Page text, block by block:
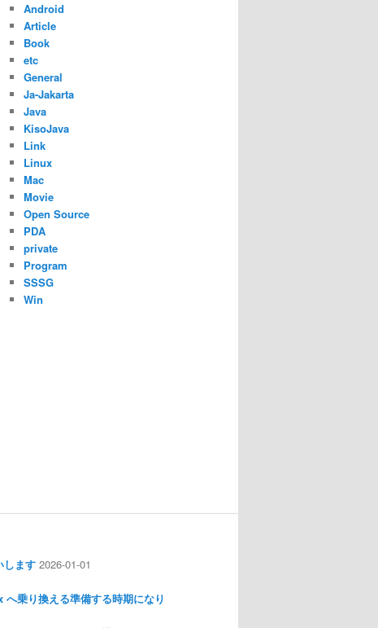
Android
Article
Book
etc
General
Ja-Jakarta
Java
KisoJava
Link
Linux
Mac
Movie
Open Source
PDA
private
Program
SSSG
Win
します 2026-01-01
乗り換える準備する時期になり